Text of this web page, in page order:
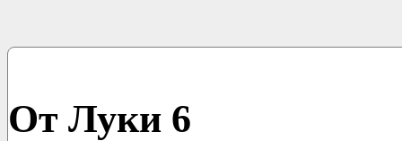
От Луки 6